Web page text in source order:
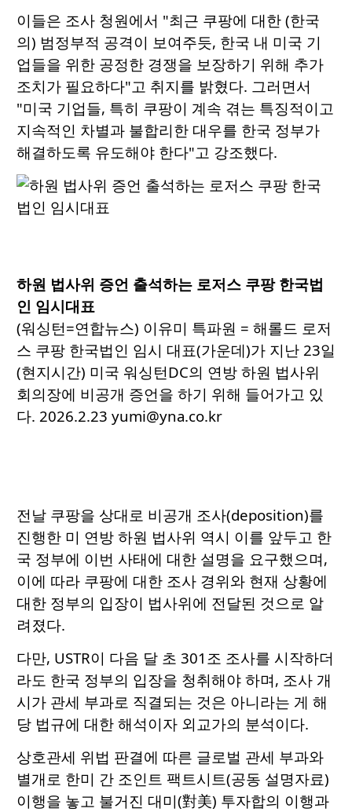
이들은 조사 청원에서 "최근 쿠팡에 대한 (한국
의) 범정부적 공격이 보여주듯, 한국 내 미국 기
업들을 위한 공정한 경쟁을 보장하기 위해 추가
조치가 필요하다"고 취지를 밝혔다. 그러면서
"미국 기업들, 특히 쿠팡이 계속 겪는 특징적이고
지속적인 차별과 불합리한 대우를 한국 정부가
해결하도록 유도해야 한다"고 강조했다.
하원 법사위 증언 출석하는 로저스 쿠팡 한국법
인 임시대표
(워싱턴=연합뉴스) 이유미 특파원 = 해롤드 로저
스 쿠팡 한국법인 임시 대표(가운데)가 지난 23일
(현지시간) 미국 워싱턴DC의 연방 하원 법사위
회의장에 비공개 증언을 하기 위해 들어가고 있
다. 2026.2.23 yumi@yna.co.kr
전날 쿠팡을 상대로 비공개 조사(deposition)를
진행한 미 연방 하원 법사위 역시 이를 앞두고 한
국 정부에 이번 사태에 대한 설명을 요구했으며,
이에 따라 쿠팡에 대한 조사 경위와 현재 상황에
대한 정부의 입장이 법사위에 전달된 것으로 알
려졌다.
다만, USTR이 다음 달 초 301조 조사를 시작하더
라도 한국 정부의 입장을 청취해야 하며, 조사 개
시가 관세 부과로 직결되는 것은 아니라는 게 해
당 법규에 대한 해석이자 외교가의 분석이다.
상호관세 위법 판결에 따른 글로벌 관세 부과와
별개로 한미 간 조인트 팩트시트(공동 설명자료)
이행을 놓고 불거진 대미(對美) 투자합의 이행과